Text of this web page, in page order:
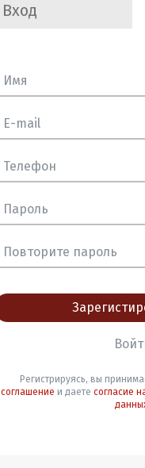
Вход
Регистрируясь, вы
соглашение и даете согласие